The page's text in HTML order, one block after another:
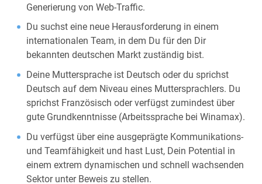
Generierung von Web-Traffic.
Du suchst eine neue Herausforderung in einem
internationalen Team, in dem Du für den Dir
bekannten deutschen Markt zuständig bist.
Deine Muttersprache ist Deutsch oder du sprichst
Deutsch auf dem Niveau eines Muttersprachlers. Du
sprichst Französisch oder verfügst zumindest über
gute Grundkenntnisse (Arbeitssprache bei Winamax).
Du verfügst über eine ausgeprägte Kommunikations-
und Teamfähigkeit und hast Lust, Dein Potential in
einem extrem dynamischen und schnell wachsenden
Sektor unter Beweis zu stellen.